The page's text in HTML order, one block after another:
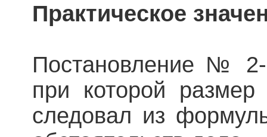
Практическое
Постановление №
при которой
следовал из